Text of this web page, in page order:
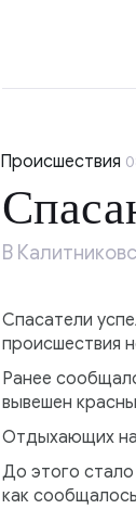
Происшествия
В
Спасатели
происшествия
Ранее
вывешен
Отдыхающих
До этого стало
как